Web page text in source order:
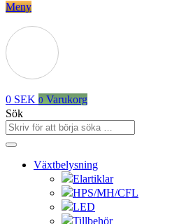
Meny
0 SEK 0 Varukorg
Sök
Växtbelysning
Elartiklar
HPS/MH/CFL
LED
Tillbehör